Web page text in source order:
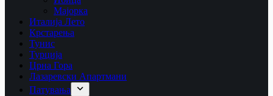
Мајорка
Италија Лето
Крстарења
Тунис
Турција
Црна Гора
Лазаревски Апартмани
Патувања